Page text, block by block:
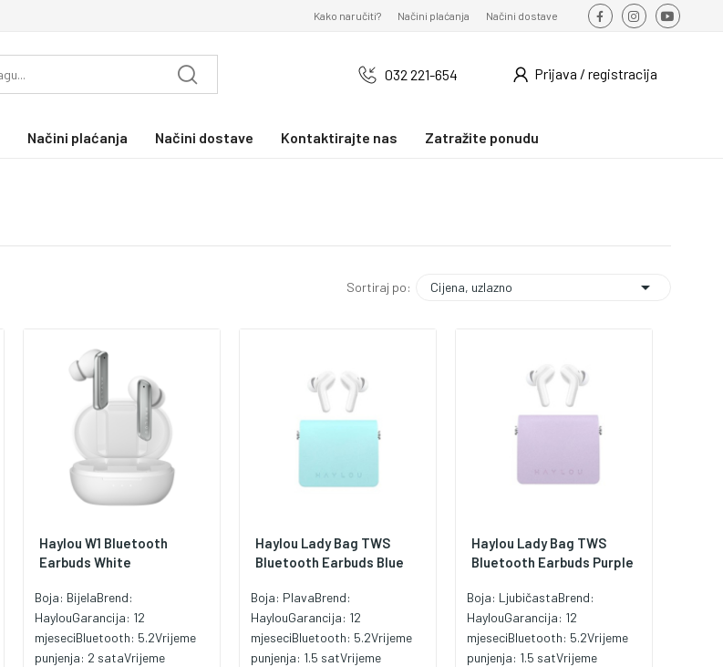
Kako naručiti? Načini plaćanja Načini dostave
032 221-654 Prijava / registracija
Načini plaćanja Načini dostave Kontaktirajte nas Zatražite ponudu
Sortiraj po: Cijena, uzlazno 
Haylou W1 Bluetooth
Earbuds White
Boja: BijelaBrend:
HaylouGarancija: 12
mjeseciBluetooth: 5.2Vrijeme
punjenja: 2 sataVrijeme
Haylou Lady Bag TWS
Bluetooth Earbuds Blue
Boja: PlavaBrend:
HaylouGarancija: 12
mjeseciBluetooth: 5.2Vrijeme
punjenja: 1.5 satVrijeme
Haylou Lady Bag TWS
Bluetooth Earbuds Purple
Boja: LjubičastaBrend:
HaylouGarancija: 12
mjeseciBluetooth: 5.2Vrijeme
punjenja: 1.5 satVrijeme